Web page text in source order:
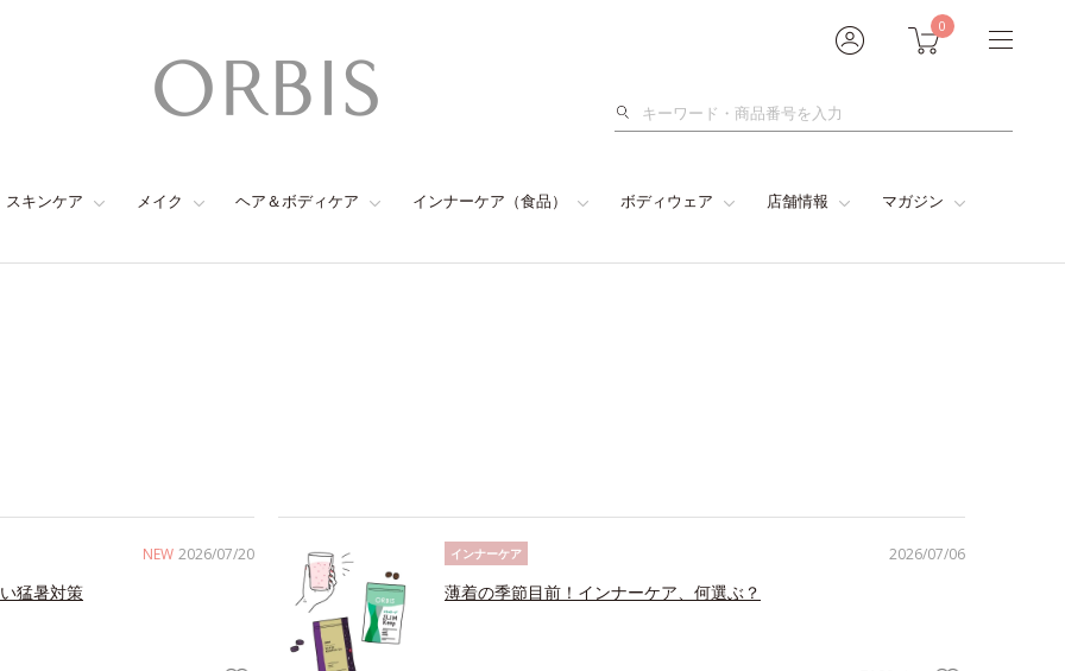
0
検
スキンケア メイク ヘア＆ボディケア インナーケア（食品） ボディウェア 店舗情報 マガジン
NEW 2026/07/20
猛暑対策
2026/07/06
インナーケア
薄着の季節目前！インナーケア、何選ぶ？